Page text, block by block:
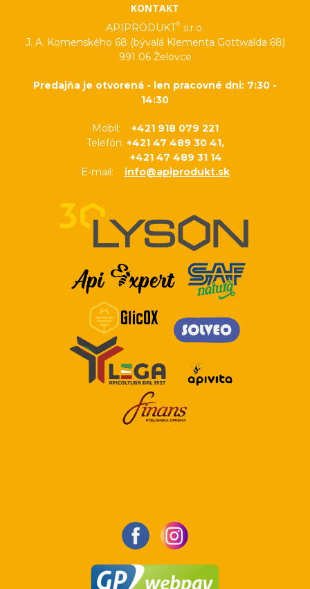
KONTAKT
APIPRODUKT® s.r.o.
J. A. Komenského 68 (bývalá Klementa Gottwalda 68)
991 06 Želovce
Predajňa je otvorená - len pracovné dni: 7:30 -
14:30
Mobil: +421 918 079 221
Telefón: +421 47 489 30 41,
+421 47 489 31 14
E-mail: info@apiprodukt.sk